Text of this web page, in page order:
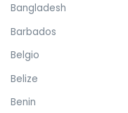
Bangladesh
Barbados
Belgio
Belize
Benin